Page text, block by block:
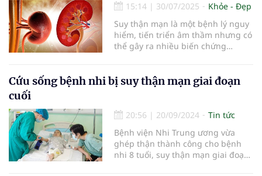
15:14 | 30/07/2025
Khỏe - Đẹp
Suy thận mạn là một bệnh lý nguy
hiểm, tiến triển âm thầm nhưng có
thể gây ra nhiều biến chứng
dinh dưỡng khoa học không chỉ
giúp bảo tồn chức năng thận mà
bệnh, nâng cao chất lượng cuộc
sống cho người bệnh.
Cứu sống bệnh nhi bị suy thận mạn giai đoạn
cuối
20:56 | 20/09/2024
Tin tức
Bệnh viện Nhi Trung ương vừa
ghép thận thành công cho bệnh
nhi 8 tuổi, suy thận mạn giai đoạn